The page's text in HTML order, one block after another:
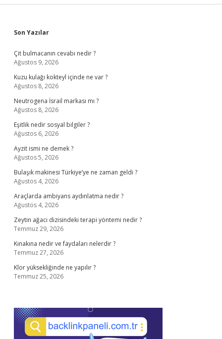
Sidebar
Son Yazılar
Çit bulmacanın cevabı nedir ?
Ağustos 9, 2026
Kuzu kulağı kokteyl içinde ne var ?
Ağustos 8, 2026
Neutrogena İsrail markası mı ?
Ağustos 8, 2026
Eşitlik nedir sosyal bilgiler ?
Ağustos 6, 2026
Ayzit ismi ne demek ?
Ağustos 5, 2026
Bulaşık makinesi Türkiye’ye ne zaman geldi ?
Ağustos 4, 2026
Araçlarda ambiyans aydınlatma nedir ?
Ağustos 4, 2026
Zeytin ağacı dizisindeki terapi yöntemi nedir ?
Temmuz 29, 2026
Kınakına nedir ve faydaları nelerdir ?
Temmuz 27, 2026
Klor yüksekliğinde ne yapılır ?
Temmuz 25, 2026